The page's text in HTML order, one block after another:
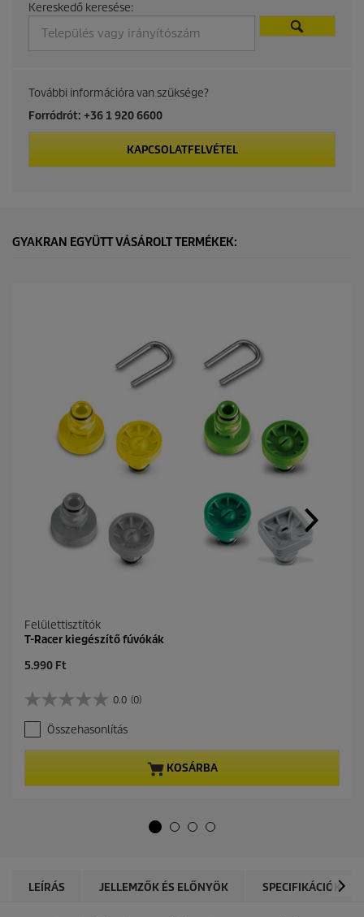
c
t
p
r
i
Kereskedő keresése:
További információra van szüksége?
Forródrót: +36 1 920 6600
KAPCSOLATFELVÉTEL
GYAKRAN EGYÜTT VÁSÁROLT TERMÉKEK:
Felülettisztítók
T-Racer kiegészítő fúvókák
C
r
e
n
t
5.990 Ft
0.0 (0)
0
.
0
a
ő
Összehasonlítás
KOSÁRBA
LEÍRÁS JELLEMZŐK ÉS ELŐNYÖK SPECIFIKÁCIÓK